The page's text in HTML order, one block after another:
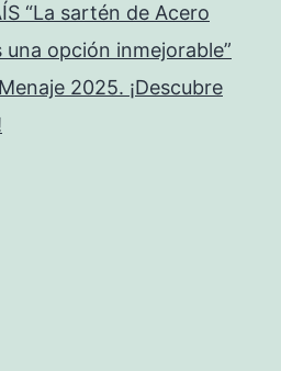
“La sartén de Acero
opción inmejorable”
2025. ¡Descubre